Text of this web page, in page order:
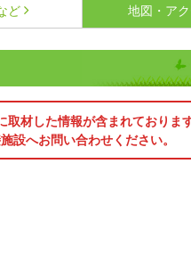
ど 地図・ア
材した情報が含まれております
設へお問い合わせください。